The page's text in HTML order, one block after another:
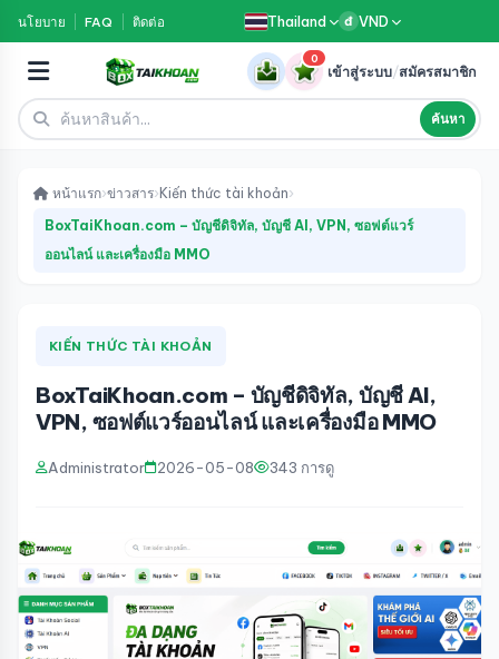
นโยบาย FAQ ติดต่อ Thailand đ VND
ค้นหา
0
เข้าสู่ระบบ/สมัครสมาชิก
หน้าแรก›ข่าวสาร› Kiến thức tài khoản›
BoxTaiKhoan.com – บัญชีดิจิทัล, บัญชี AI, VPN, ซอฟต์แวร์
ออนไลน์ และเครื่องมือ MMO
KIẾN THỨC TÀI KHOẢN
BoxTaiKhoan.com – บัญชีดิจิทัล, บัญชี AI,
VPN, ซอฟต์แวร์ออนไลน์ และเครื่องมือ MMO
Administrator 2026-05-08 343 การดู